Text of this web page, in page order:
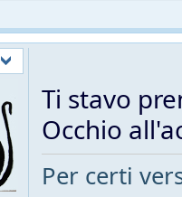
Ti stavo
Occhio
Per certi